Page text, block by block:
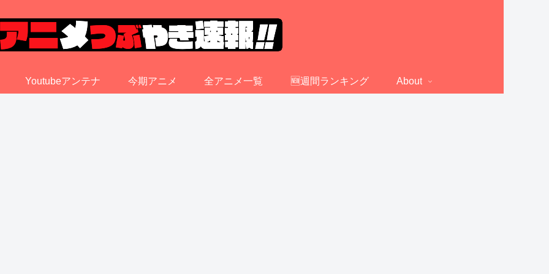
Youtubeアンテナ 今期アニメ 全アニメ一覧 🆕週間ランキング About